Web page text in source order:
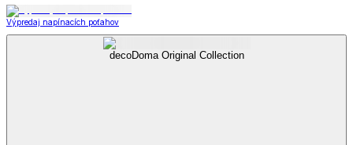
Výpredaj napínacích poťahov
decoDoma Original Collection